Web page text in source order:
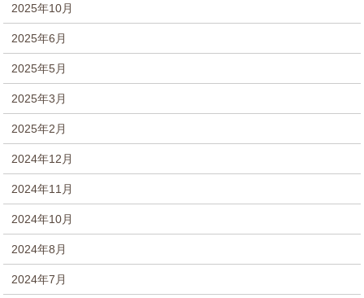
2025年10月
2025年6月
2025年5月
2025年3月
2025年2月
2024年12月
2024年11月
2024年10月
2024年8月
2024年7月